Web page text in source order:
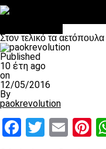
Στον τελικό τα
Published
10 έτη ago
on
12/05/2016
By
paokrevolution
Facebook
Twitter